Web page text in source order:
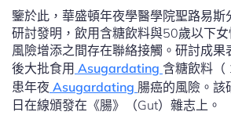
鑒於此，華盛頓年夜學醫學院聖路易斯
研討發明，飲用含糖飲料與50歲以下
風險增添之間存在聯絡接觸。研討成果
後大批食用 Asugardating 含糖飲料（
患年夜 Asugardating 腸癌的風險。
日在線頒發在《腸》（Gut）雜志上。